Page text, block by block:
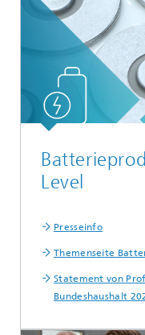
Level
Presseinfo
Themenseite
Statement von
Bundeshaushalt